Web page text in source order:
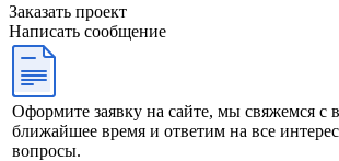
Заказать проект
Написать сообщение
Оформите заявку на сайте, мы свяжемся с
ближайшее время и ответим на все
вопросы.